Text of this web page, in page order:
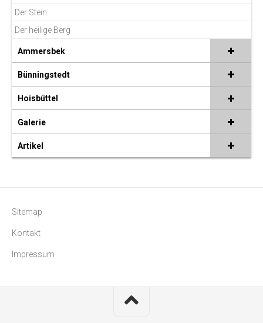
Der Stein
Der heilige Berg
Ammersbek
Bünningstedt
Hoisbüttel
Galerie
Artikel
Sitemap
Kontakt
Impressum